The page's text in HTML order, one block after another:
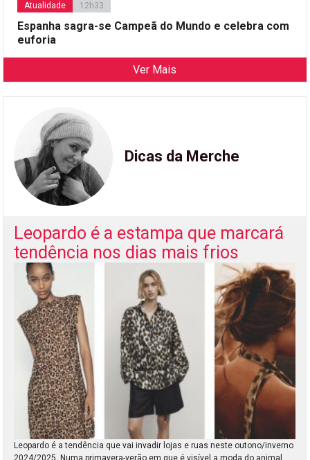
Atualidade 12h33
Espanha sagra-se Campeã do Mundo e celebra com
euforia
Ver Mais
Dicas da Merche
Leopardo é a estampa que marcará
tendência nos dias mais frios
Leopardo é a tendência que vai invadir lojas e ruas neste outono/inverno
2024/2025. Numa primavera-verão em que é visível a moda do animal